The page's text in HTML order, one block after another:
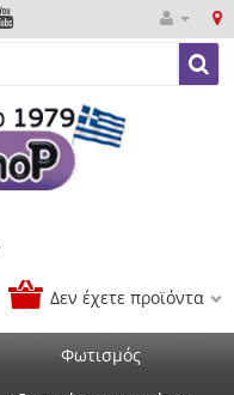
Δεν έχετε προϊόντα
Φωτισμός